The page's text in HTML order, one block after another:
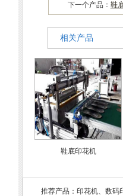
下一个产品： 鞋
相关产品
鞋底印花机
推荐产品： 印花机、 数码